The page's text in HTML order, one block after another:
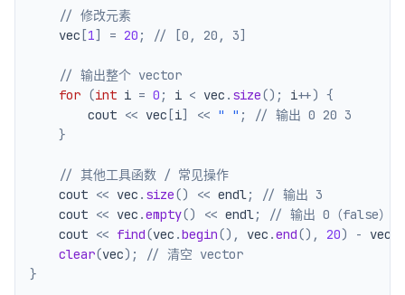
// 修改元素
    vec
[1] = 20 ; // [0, 20, 3]
// 输出整个 vector
for (int i = 0 ; i < vec . size() ; i++) {
        cout
<< vec [i] << " " ;
// 输出 0 20 3
}
// 其他工具函数 / 常见操作
    cout
<< vec . size() << endl;
// 输出 3
    cout
<< vec .empty() << endl;
// 输出 0（false）
    cout
<< find(vec .begin() , vec .end() , 20) - vec
clear(vec) ;
// 清空 vector
}